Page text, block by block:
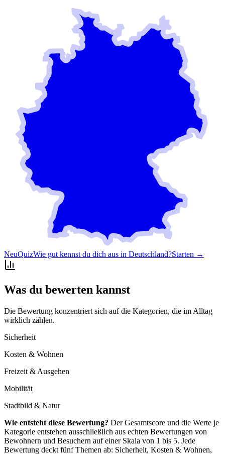
NeuQuizWie gut kennst du dich aus in Deutschland?Starten →
Was du bewerten kannst
Die Bewertung konzentriert sich auf die Kategorien, die im Alltag
wirklich zählen.
Sicherheit
Kosten & Wohnen
Freizeit & Ausgehen
Mobilität
Stadtbild & Natur
Wie entsteht diese Bewertung? Der Gesamtscore und die Werte je
Kategorie entstehen ausschließlich aus echten Bewertungen von
Bewohnern und Besuchern auf einer Skala von 1 bis 5. Jede
Bewertung deckt fünf Themen ab: Sicherheit, Kosten & Wohnen,